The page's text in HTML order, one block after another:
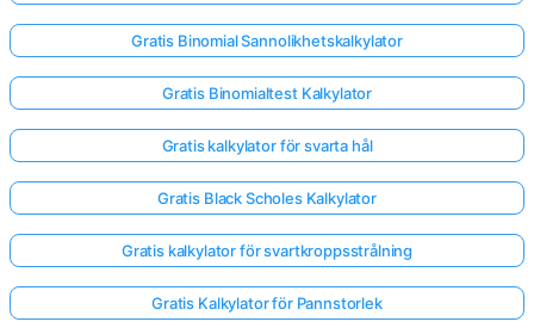
Gratis Binomial Sannolikhetskalkylator
Gratis Binomialtest Kalkylator
Gratis kalkylator för svarta hål
Gratis Black Scholes Kalkylator
Gratis kalkylator för svartkroppsstrålning
Gratis Kalkylator för Pannstorlek